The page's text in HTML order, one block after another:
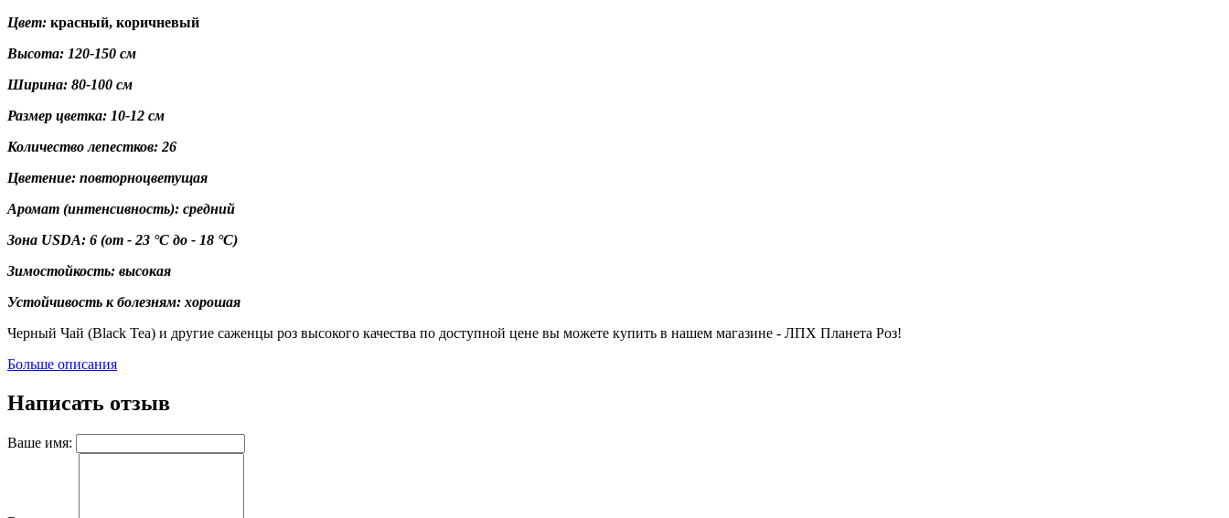
Цвет: красный, коричневый
Высота: 120-150 см
Ширина: 80-100 см
Размер цветка: 10-12 см
Количество лепестков: 26
Цветение: повторноцветущая
Аромат (интенсивность): средний
Зона USDA: 6 (от - 23 °C до - 18 °C)
Зимостойкость: высокая
Устойчивость к болезням: хорошая
Черный Чай (Black Tea) и другие саженцы роз высокого качества по доступной цене вы можете купить в нашем магазине - ЛПХ Планета Роз!
Больше описания
Написать отзыв
Ваше имя: